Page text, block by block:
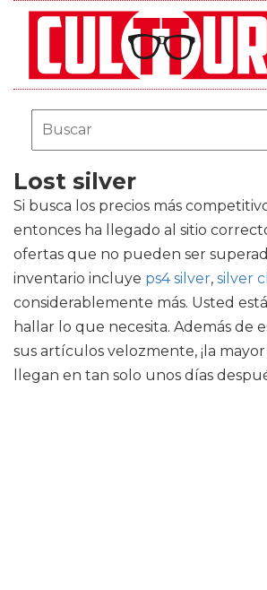
Lost silver
Si busca los precios más
entonces ha llegado al sitio
ofertas que no pueden ser
inventario incluye ps4 silver, silver
considerablemente más. Usted
hallar lo que necesita. Además de
sus artículos velozmente, ¡la
llegan en tan solo unos días